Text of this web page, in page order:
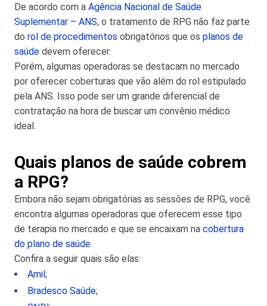
De acordo com a Agência Nacional de Saúde
Suplementar – ANS, o tratamento de RPG não faz parte
do rol de procedimentos obrigatórios que os planos de
saúde devem oferecer.
Porém, algumas operadoras se destacam no mercado
por oferecer coberturas que vão além do rol estipulado
pela ANS. Isso pode ser um grande diferencial de
contratação na hora de buscar um convênio médico
ideal.
Quais planos de saúde cobrem
a RPG?
Embora não sejam obrigatórias as sessões de RPG, você
encontra algumas operadoras que oferecem esse tipo
de terapia no mercado e que se encaixam na cobertura
do plano de saúde.
Confira a seguir quais são elas:
Amil;
Bradesco Saúde;